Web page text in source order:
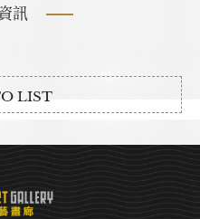
訊
LIST